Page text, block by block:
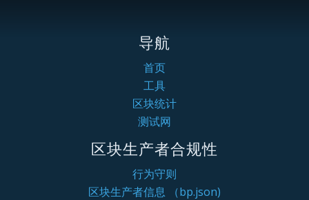
导航
首页
工具
区块统计
测试网
区块生产者合规性
行为守则
区块生产者信息 （bp.json)